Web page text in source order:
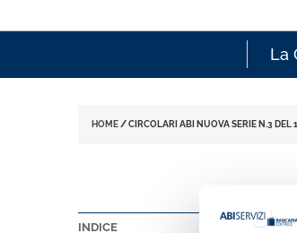
La
HOME /CIRCOLARI ABI NUOVA SERIE N.3 DEL
INDICE